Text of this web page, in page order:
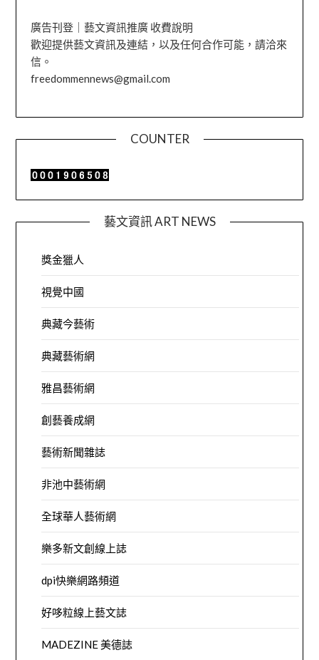
廣告刊登｜藝文資訊推廣 收費說明
歡迎提供藝文資訊及連結，以及任何合作可能，請洽來
信。
freedommennews@gmail.com
COUNTER
藝文資訊 ART NEWS
獎金獵人
視覺中國
典藏今藝術
典藏藝術網
雅昌藝術網
創藝養成網
藝術新聞雜誌
非池中藝術網
全球華人藝術網
樂多新文創線上誌
dpi快樂網路頻道
好哆粒線上藝文誌
MADEZINE 美德誌